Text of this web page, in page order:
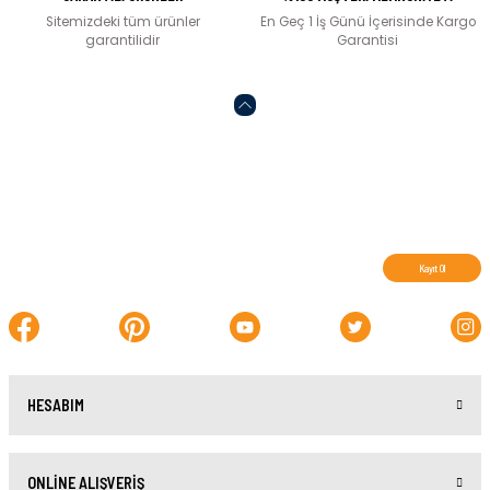
Sitemizdeki tüm ürünler
garantilidir
En Geç 1 İş Günü İçerisinde Kargo
Garantisi
Kayıt Ol
HESABIM
ONLİNE ALIŞVERİŞ